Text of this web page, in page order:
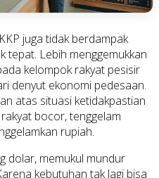
juga tidak berdampak
tepat. Lebih menggemukkan
kelompok rakyat pesisir
denyut ekonomi pedesaan.
atas situasi ketidakpastian
bocor, tenggelam
rupiah.
dolar, memukul mundur
kebutuhan tak lagi bisa